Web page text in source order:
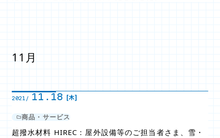
11月
2021/ 11.18 [木]
商品・サービス
超撥水材料 HIREC：屋外設備等のご担当者さま、雪・